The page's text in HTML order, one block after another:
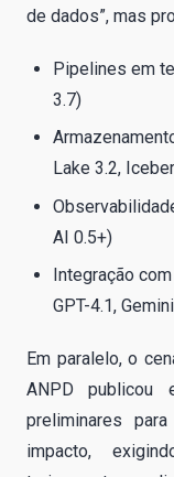
de dados”, mas
Pipelines em
3.7)
Lake 3.2,
AI 0.5+)
Integração
GPT-4.1,
Em paralelo, o
ANPD
preliminares
impacto,